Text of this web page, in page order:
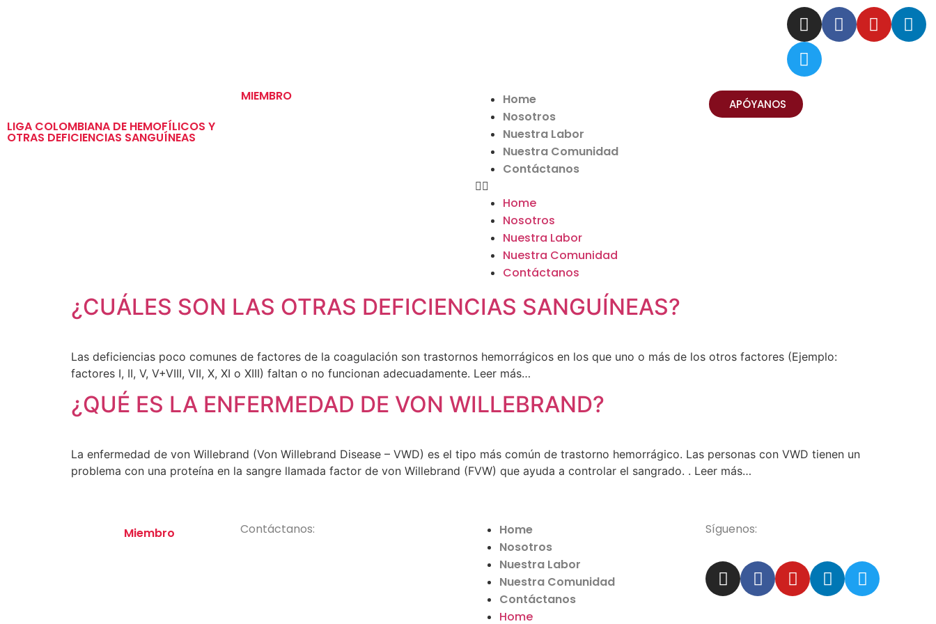
LIGA COLOMBIANA DE HEMOFÍLICOS Y
OTRAS DEFICIENCIAS SANGUÍNEAS
MIEMBRO
Home
Nosotros
Nuestra Labor
Nuestra Comunidad
Contáctanos
Home
Nosotros
Nuestra Labor
Nuestra Comunidad
Contáctanos
APÓYANOS
¿CUÁLES SON LAS OTRAS DEFICIENCIAS SANGUÍNEAS?
Las deficiencias poco comunes de factores de la coagulación son trastornos hemorrágicos en los que uno o más de los otros factores (Ejemplo:
factores I, II, V, V+VIII, VII, X, XI o XIII) faltan o no funcionan adecuadamente. Leer más…
¿QUÉ ES LA ENFERMEDAD DE VON WILLEBRAND?
La enfermedad de von Willebrand (Von Willebrand Disease – VWD) es el tipo más común de trastorno hemorrágico. Las personas con VWD tienen un
problema con una proteína en la sangre llamada factor de von Willebrand (FVW) que ayuda a controlar el sangrado. . Leer más…
Miembro Contáctanos:
Home
Nosotros
Nuestra Labor
Nuestra Comunidad
Contáctanos
Home
Síguenos: